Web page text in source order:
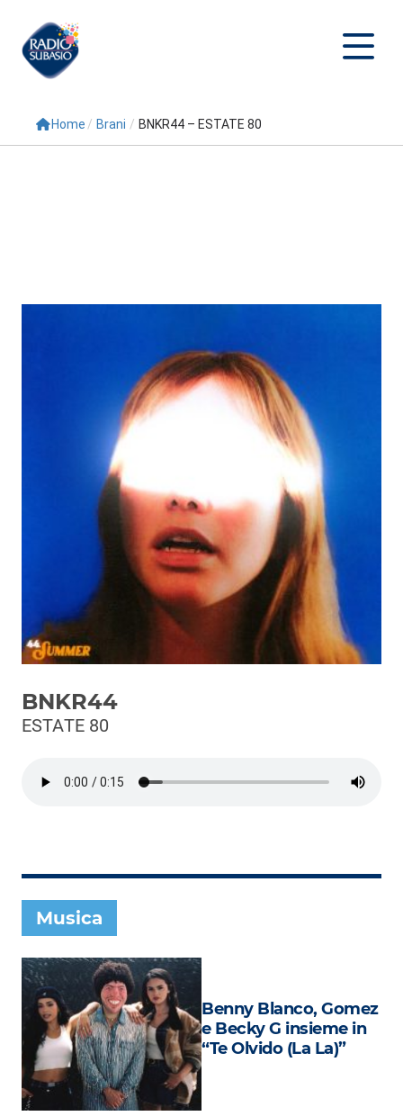
Cerca
Programmi
Podcast
3xTe
Interviste
Subasio Playlist
Web Radio
Radio Subasio
Radio Subasio +
Radio Suby
Foto
Speciali
Oroscopo
Radio Subasio Music Club
Sanremo 2026
News
Home / Brani / BNKR44 – ESTATE 80
BNKR44
ESTATE 80
Musica
Benny Blanco, Gomez
e Becky G insieme in
“Te Olvido (La La)”